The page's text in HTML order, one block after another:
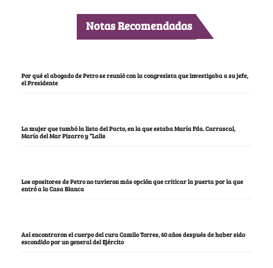
Notas Recomendadas
Por qué el abogado de Petro se reunió con la congresista que investigaba a su jefe,
el Presidente
La mujer que tumbó la lista del Pacto, en la que estaba María Fda. Carrascal,
María del Mar Pizarro y “Lalis
Los opositores de Petro no tuvieron más opción que criticar la puerta por la que
entró a la Casa Blanca
Así encontraron el cuerpo del cura Camilo Torres, 60 años después de haber sido
escondido por un general del Ejército